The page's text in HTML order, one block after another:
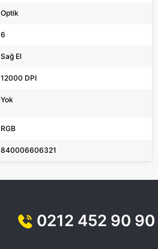
Optik
6
Sağ El
12000 DPI
Yok
RGB
840006606321
0212 452 90 90